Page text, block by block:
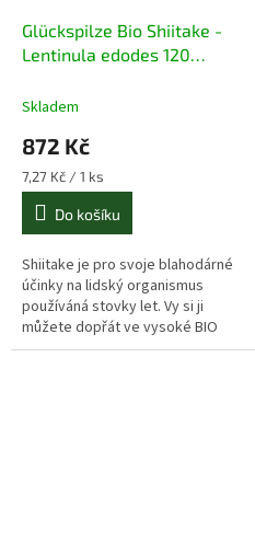
Glückspilze Bio Shiitake -
Lentinula edodes 120
Skladem
872 Kč
Měrná
cena:
7,27 Kč / 1 ks
Do košíku
Shiitake je pro svoje blahodárné
účinky na lidský organismus
používáná stovky let. Vy si ji
můžete dopřát ve vysoké BIO
kvalitě, bez aditiv a ve vegan